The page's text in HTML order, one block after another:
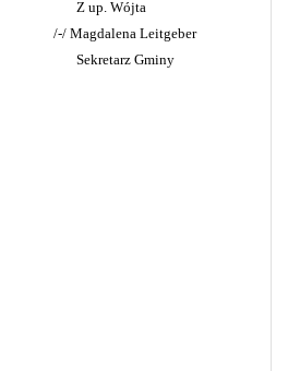
Z up. Wójta
/-/ Magdalena Leitgeber
Sekretarz Gminy